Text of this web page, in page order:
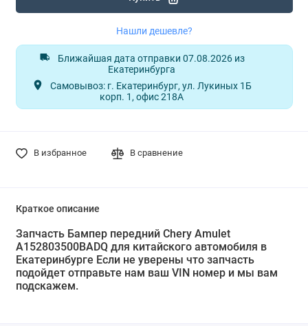
Нашли дешевле?
Ближайшая дата отправки 07.08.2026 из
Екатеринбурга
Самовывоз: г. Екатеринбург, ул. Лукиных 1Б
корп. 1, офис 218А
В избранное В сравнение
Краткое описание
Запчасть Бампер передний Chery Amulet
A152803500BADQ для китайского автомобиля в
Екатеринбурге Если не уверены что запчасть
подойдет отправьте нам ваш VIN номер и мы вам
подскажем.